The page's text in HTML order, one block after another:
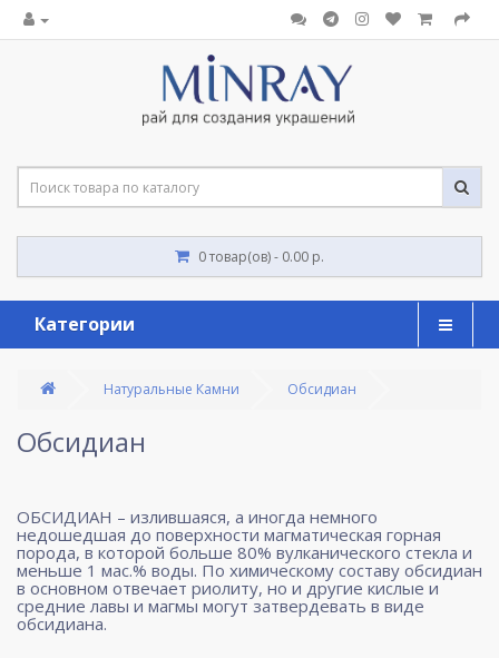
0 товар(ов) - 0.00 р.
Категории
Натуральные Камни Обсидиан
Обсидиан
ОБСИДИАН – излившаяся, а иногда немного
недошедшая до поверхности магматическая горная
порода, в которой больше 80% вулканического стекла и
меньше 1 мас.% воды. По химическому составу обсидиан
в основном отвечает риолиту, но и другие кислые и
средние лавы и магмы могут затвердевать в виде
обсидиана.